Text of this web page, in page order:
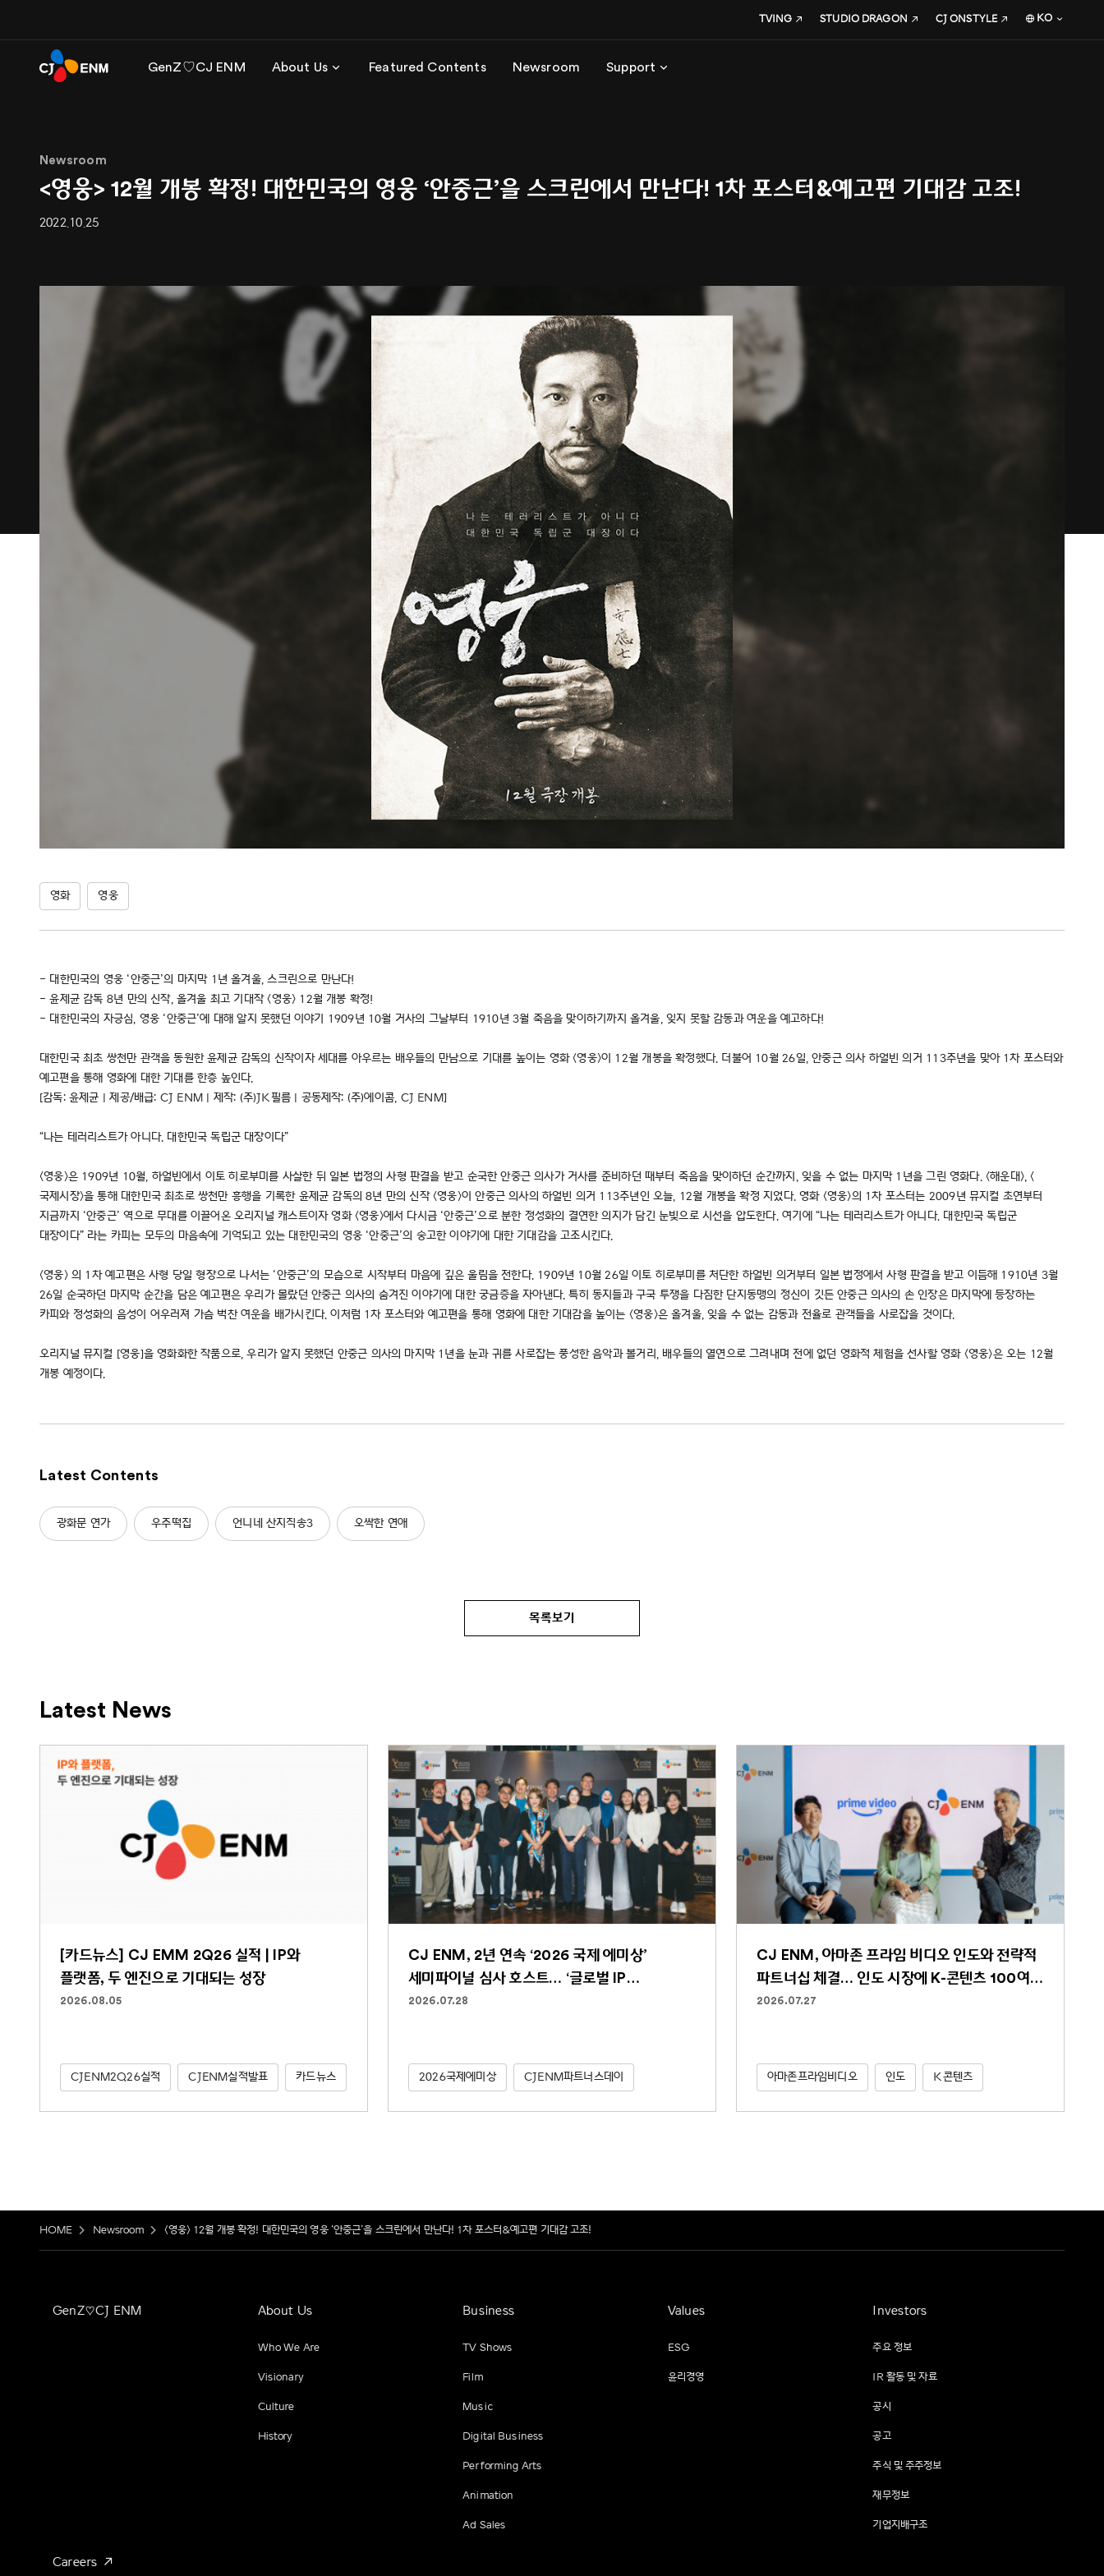
GenZ♡CJ ENM About Us Featured Contents Newsroom Support
TVING STUDIO DRAGON CJ ONSTYLE KO
Newsroom
<영웅> 12월 개봉 확정! 대한민국의 영웅 ‘안중근’을 스크린에서 만난다! 1차 포스터&예고편 기대감 고조!
2022.10.25
영화 영웅
- 대한민국의 영웅 ‘안중근’의 마지막 1년 올겨울, 스크린으로 만난다!
- 윤제균 감독 8년 만의 신작, 올겨울 최고 기대작 <영웅> 12월 개봉 확정!
- 대한민국의 자긍심, 영웅 ‘안중근’에 대해 알지 못했던 이야기 1909년 10월 거사의 그날부터 1910년 3월 죽음을 맞이하기까지 올겨울, 잊지 못할 감동과 여운을 예고하다!
대한민국 최초 쌍천만 관객을 동원한 윤제균 감독의 신작이자 세대를 아우르는 배우들의 만남으로 기대를 높이는 영화 <영웅>이 12월 개봉을 확정했다. 더불어 10월 26일, 안중근 의사 하얼빈 의거 113주년을 맞아 1차 포스터와
예고편을 통해 영화에 대한 기대를 한층 높인다.
[감독: 윤제균 | 제공/배급: CJ ENM | 제작: (주)JK필름 | 공동제작: (주)에이콤, CJ ENM]
“나는 테러리스트가 아니다. 대한민국 독립군 대장이다”
<영웅>은 1909년 10월, 하얼빈에서 이토 히로부미를 사살한 뒤 일본 법정의 사형 판결을 받고 순국한 안중근 의사가 거사를 준비하던 때부터 죽음을 맞이하던 순간까지, 잊을 수 없는 마지막 1년을 그린 영화다. <해운대>, <
국제시장>을 통해 대한민국 최초로 쌍천만 흥행을 기록한 윤제균 감독의 8년 만의 신작 <영웅>이 안중근 의사의 하얼빈 의거 113주년인 오늘, 12월 개봉을 확정 지었다. 영화 <영웅>의 1차 포스터는 2009년 뮤지컬 초연부터
지금까지 ‘안중근’ 역으로 무대를 이끌어온 오리지널 캐스트이자 영화 <영웅>에서 다시금 ‘안중근’으로 분한 정성화의 결연한 의지가 담긴 눈빛으로 시선을 압도한다. 여기에 “나는 테러리스트가 아니다. 대한민국 독립군
대장이다” 라는 카피는 모두의 마음속에 기억되고 있는 대한민국의 영웅 ‘안중근’의 숭고한 이야기에 대한 기대감을 고조시킨다.
<영웅> 의 1차 예고편은 사형 당일 형장으로 나서는 ‘안중근’의 모습으로 시작부터 마음에 깊은 울림을 전한다. 1909년 10월 26일 이토 히로부미를 처단한 하얼빈 의거부터 일본 법정에서 사형 판결을 받고 이듬해 1910년 3월
26일 순국하던 마지막 순간을 담은 예고편은 우리가 몰랐던 안중근 의사의 숨겨진 이야기에 대한 궁금증을 자아낸다. 특히 동지들과 구국 투쟁을 다짐한 단지동맹의 정신이 깃든 안중근 의사의 손 인장은 마지막에 등장하는
카피와 정성화의 음성이 어우러져 가슴 벅찬 여운을 배가시킨다. 이처럼 1차 포스터와 예고편을 통해 영화에 대한 기대감을 높이는 <영웅>은 올겨울, 잊을 수 없는 감동과 전율로 관객들을 사로잡을 것이다.
오리지널 뮤지컬 [영웅]을 영화화한 작품으로, 우리가 알지 못했던 안중근 의사의 마지막 1년을 눈과 귀를 사로잡는 풍성한 음악과 볼거리, 배우들의 열연으로 그려내며 전에 없던 영화적 체험을 선사할 영화 <영웅>은 오는 12월
개봉 예정이다.
Latest Contents
광화문 연가 우주떡집 언니네 산지직송3 오싹한 연애
목록보기
Latest News
[카드뉴스] CJ EMM 2Q26 실적 | IP와
플랫폼, 두 엔진으로 기대되는 성장
2026.08.05
CJENM2Q26실적 CJENM실적발표 카드뉴스
CJ ENM, 2년 연속 ‘2026 국제 에미상’
세미파이널 심사 호스트… ‘글로벌 IP
파워하우스’ 역할 굳건
2026.07.28
2026국제에미상 CJENM파트너스데이
CJ ENM, 아마존 프라임 비디오 인도와 전략적
파트너십 체결… 인도 시장에 K-콘텐츠 100여
편 선보인다
2026.07.27
아마존프라임비디오 인도 K콘텐츠
HOME Newsroom <영웅> 12월 개봉 확정! 대한민국의 영웅 ‘안중근’을 스크린에서 만난다! 1차 포스터&예고편 기대감 고조!
GenZ♡CJ ENM About Us
Who We Are
Visionary
Culture
History
Business
TV Shows
Film
Music
Digital Business
Performing Arts
Animation
Ad Sales
Values
ESG
윤리경영
Investors
주요 정보
IR 활동 및 자료
공시
공고
주식 및 주주정보
재무정보
기업지배구조
Careers